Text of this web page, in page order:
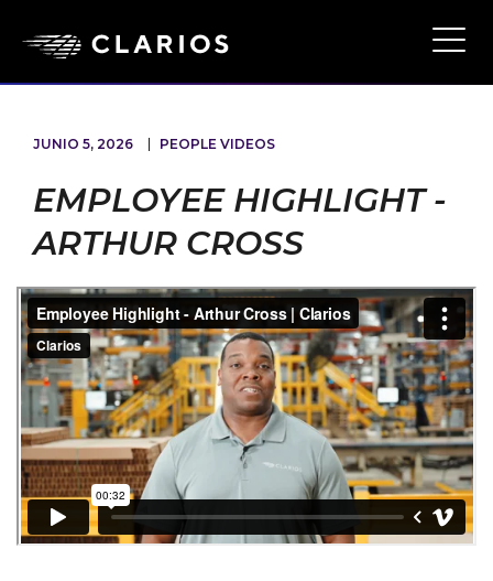
JUNIO 5, 2026 PEOPLE VIDEOS
EMPLOYEE HIGHLIGHT -
ARTHUR CROSS